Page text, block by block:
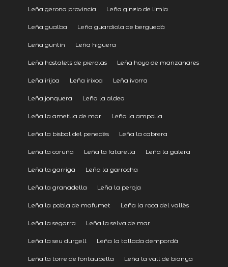
Leña gerona provincia Leña ginzio de limia
Leña gualba Leña guardiola de berguedà
Leña guntín Leña higuera
Leña hostalets de pierolas Leña hoyo de manzanares
Leña irijoa Leña irixoa Leña ivorra
Leña jonquera Leña la aldea
Leña la ametlla de mar Leña la ampolla
Leña la bisbal del penedès Leña la cabrera
Leña la coruña Leña la fatarella Leña la galera
Leña la garriga Leña la garrocha
Leña la granadella Leña la peroja
Leña la pobla de mafumet Leña la roca del vallès
Leña la segarra Leña la selva de mar
Leña la seu durgell Leña la tallada dempordà
Leña la torre de fontaubella Leña la vall de bianya